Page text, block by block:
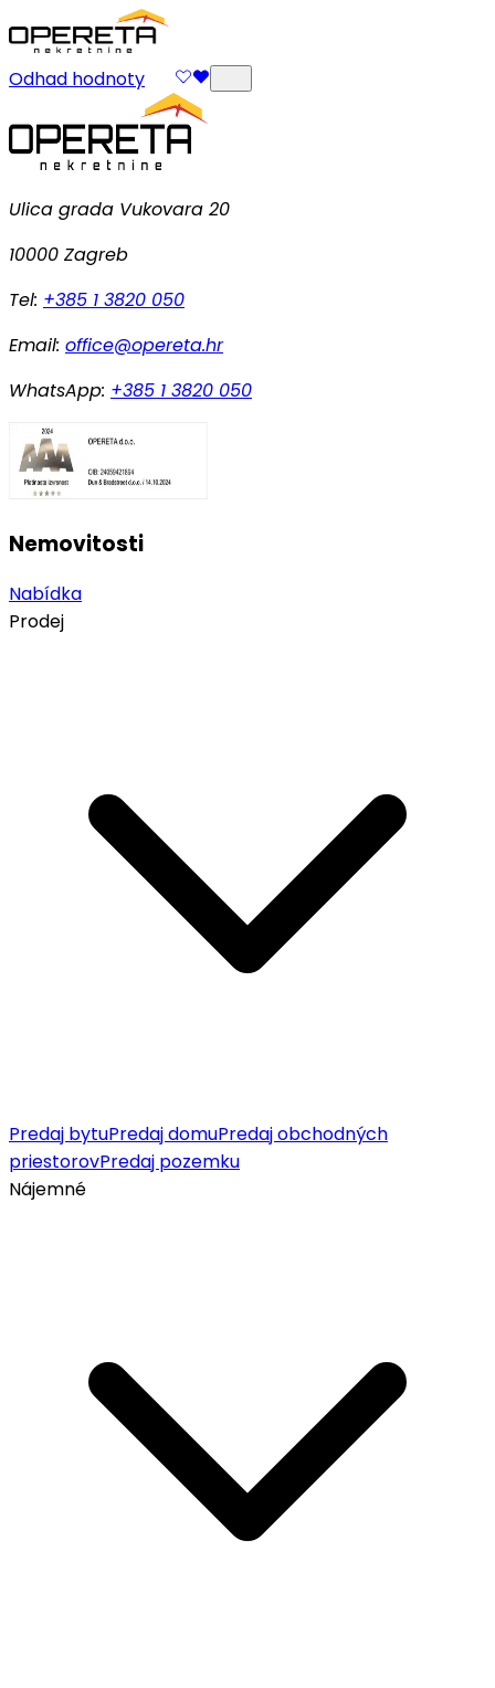
Odhad hodnoty
Ulica grada Vukovara 20
10000 Zagreb
Tel: +385 1 3820 050
Email: office@opereta.hr
WhatsApp: +385 1 3820 050
Nemovitosti
Nabídka
Prodej
Predaj bytuPredaj domuPredaj obchodných
priestorovPredaj pozemku
Nájemné